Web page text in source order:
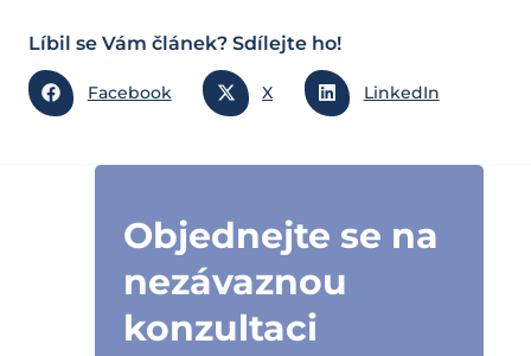
Líbil se Vám článek? Sdílejte ho!
Facebook X LinkedIn
Objednejte se na
nezávaznou
konzultaci